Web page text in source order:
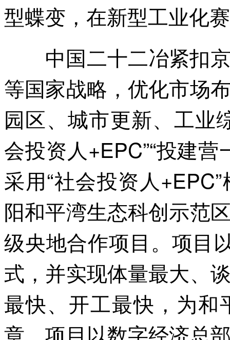
型蝶变，在新型工业化
中国二十二冶紧扣京
等国家战略，优化市场
园区、城市更新、工业
会投资人+EPC”“投建
采用“社会投资人
阳和平湾生态科创示范
级央地合作项目。项目
式，并实现体量最大、
最快、开工最快，为
章。项目以数字经济总